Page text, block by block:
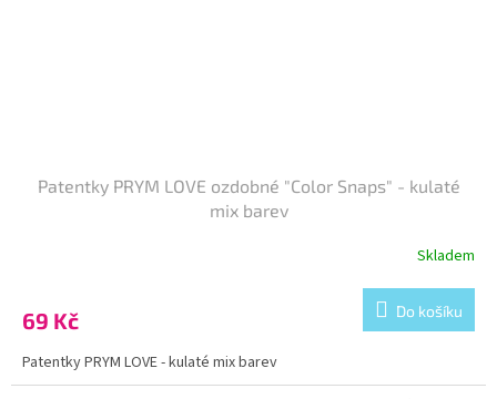
Patentky PRYM LOVE ozdobné "Color Snaps" - kulaté
mix barev
Skladem
69 Kč Do košíku
Patentky PRYM LOVE - kulaté mix barev